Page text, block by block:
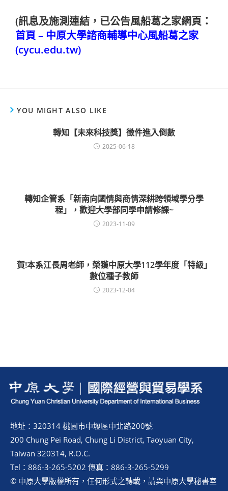
(訊息及施測連結，已公告風船葛之家網頁：
首頁 – 中原大學諮商輔導中心風船葛之家
(cycu.edu.tw)
YOU MIGHT ALSO LIKE
轉知【未來科技獎】徵件進入倒數
2025-06-18
轉知企管系「新南向國情與商情深耕跨領域學分學
程」，歡迎大學部同學申請修課~
2023-11-09
賀!本系江長周老師，榮獲中原大學112學年度「特級」
數位種子教師
2023-12-04
地址：320314 桃園市中壢區中北路200號
200 Chung Pei Road, Chung Li District, Taoyuan City,
Taiwan 320314, R.O.C.
Tel：886-3-265-5202 傳真：886-3-265-5299
© 中原大學版權所有，任何形式之轉載，請與中原大學秘書室